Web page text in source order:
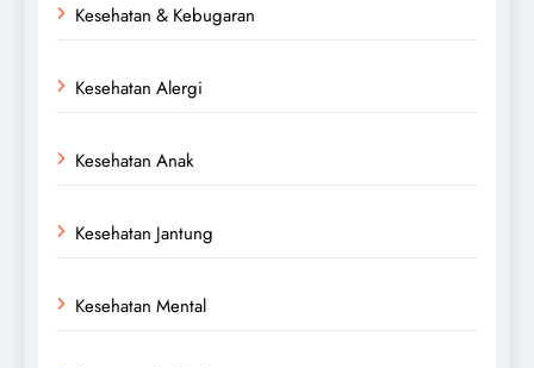
Kesehatan & Kebugaran
Kesehatan Alergi
Kesehatan Anak
Kesehatan Jantung
Kesehatan Mental